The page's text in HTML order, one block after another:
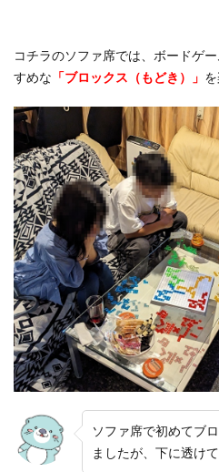
コチラのソファ席では、ボードゲ
すめな 「ブロックス（もどき）」
ソファ席で初めてブ
ましたが、下に透け